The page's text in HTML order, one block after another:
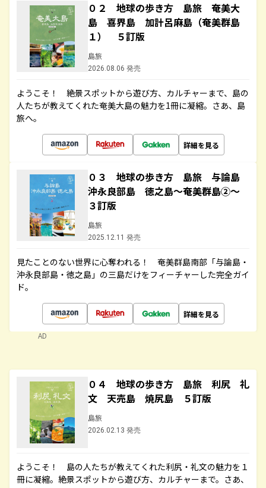
０２ 地球の歩き方 島旅 奄美大
島 喜界島 加計呂麻島（奄美群島
１） ５訂版
島旅
2026.08.06 発売
ようこそ！ 絶景スポットから遊び方、カルチャーまで、島の
人たちが教えてくれた奄美大島の魅力を1冊に凝縮。さあ、島
旅へ。
詳細を見る
０３ 地球の歩き方 島旅 与論島
沖永良部島 徳之島～奄美群島②～
３訂版
島旅
2025.12.11 発売
見たことのない世界に心奪われる！ 奄美群島南部「与論島・
沖永良部島・徳之島」の三島だけをフィーチャーした完全ガイ
ド。
詳細を見る
AD
０４ 地球の歩き方 島旅 利尻 礼
文 天売島 焼尻島 ５訂版
島旅
2026.02.13 発売
ようこそ！ 島の人たちが教えてくれた利尻・礼文の魅力を１
冊に凝縮。絶景スポットから遊び方、カルチャーまで。さあ、